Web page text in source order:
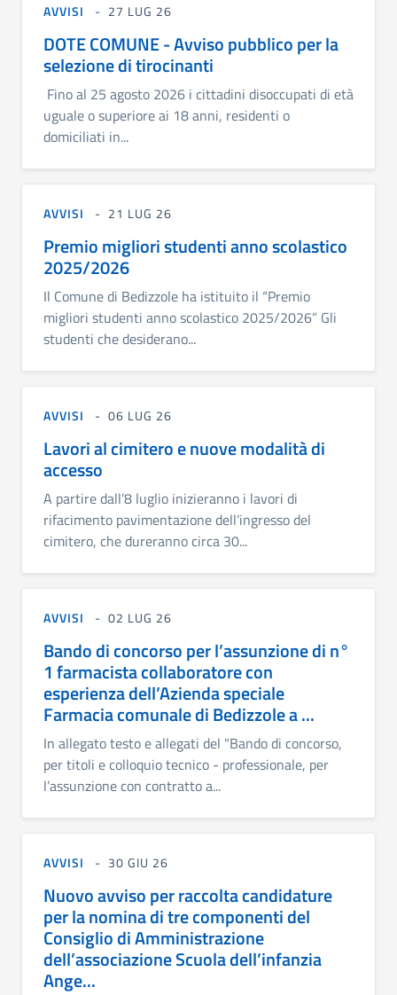
AVVISI 27 LUG 26
DOTE COMUNE - Avviso pubblico per la
selezione di tirocinanti
Fino al 25 agosto 2026 i cittadini disoccupati di età
uguale o superiore ai 18 anni, residenti o
domiciliati in...
AVVISI 21 LUG 26
Premio migliori studenti anno scolastico
2025/2026
Il Comune di Bedizzole ha istituito il “Premio
migliori studenti anno scolastico 2025/2026” Gli
studenti che desiderano...
AVVISI 06 LUG 26
Lavori al cimitero e nuove modalità di
accesso
A partire dall’8 luglio inizieranno i lavori di
rifacimento pavimentazione dell’ingresso del
cimitero, che dureranno circa 30...
AVVISI 02 LUG 26
Bando di concorso per l’assunzione di n°
1 farmacista collaboratore con
esperienza dell’Azienda speciale
Farmacia comunale di Bedizzole a ...
In allegato testo e allegati del "Bando di concorso,
per titoli e colloquio tecnico - professionale, per
l’assunzione con contratto a...
AVVISI 30 GIU 26
Nuovo avviso per raccolta candidature
per la nomina di tre componenti del
Consiglio di Amministrazione
dell’associazione Scuola dell’infanzia
Ange...